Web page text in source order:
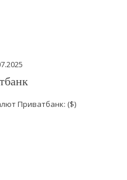
Приватбанк: ($)